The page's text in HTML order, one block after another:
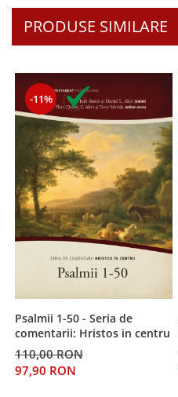
Sanatate / nutritie
PRODUSE SIMILARE
-11%
Psalmii 1-50 - Seria de
comentarii: Hristos in centru
110,00 RON
97,90 RON